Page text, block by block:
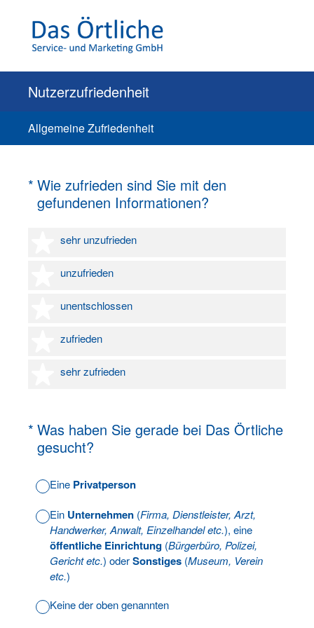
Nutzerzufriedenheit
Allgemeine Zufriedenheit
* Wie zufrieden sind Sie mit den
gefundenen Informationen?
(Erforderlich.)
sehr unzufrieden
1 Stern
unzufrieden
2 Sterne
unentschlossen
3 Sterne
zufrieden
4 Sterne
sehr zufrieden
5 Sterne
* Was haben Sie gerade bei Das Örtliche
gesucht?
(Erforderlich.)
Eine Privatperson
Ein Unternehmen (Firma, Dienstleister, Arzt,
Handwerker, Anwalt, Einzelhandel etc.), eine
öffentliche Einrichtung (Bürgerbüro, Polizei,
Gericht etc.) oderSonstiges (Museum, Verein
etc.)
Keine der oben genannten